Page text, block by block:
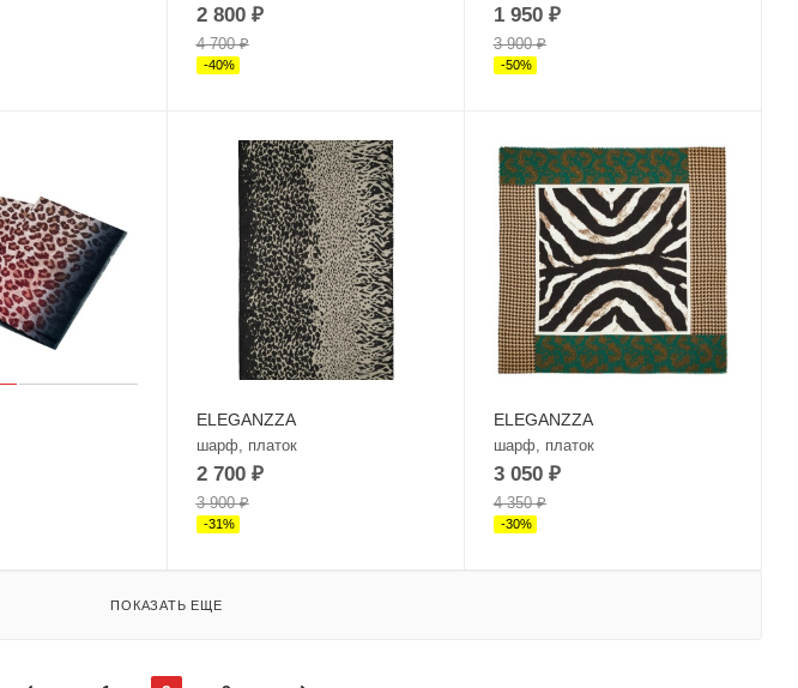
2 800₽
4 700₽
-40%
1 950₽
3 900₽
-50%
ELEGANZZA
шарф, платок
2 700₽
3 900₽
-31%
ELEGANZZA
шарф, платок
3 050₽
4 350₽
-30%
ПОКАЗАТЬ ЕЩЕ